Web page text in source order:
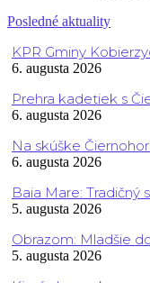
Posledné aktuality
KPR Gminy
6. augusta 2026
Prehra kadetiek s
6. augusta 2026
Na skúške
6. augusta 2026
Baia Mare: Tradičný
5. augusta 2026
Obrazom: Mladšie
5. augusta 2026